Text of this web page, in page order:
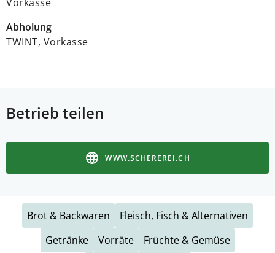
Abholung
TWINT, Vorkasse
Betrieb teilen
WWW.SCHEREREI.CH
Brot & Backwaren
Fleisch, Fisch & Alternativen
Getränke
Vorräte
Früchte & Gemüse